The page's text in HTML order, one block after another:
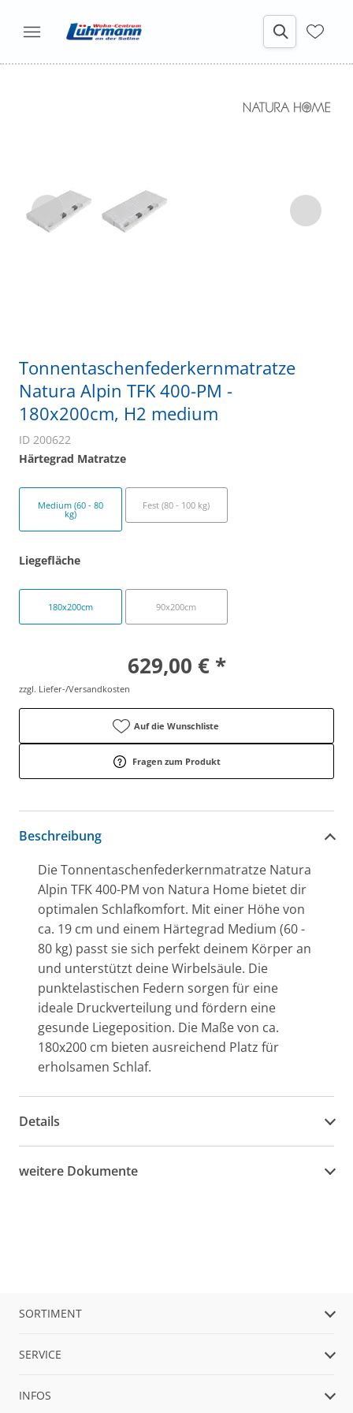
Tonnentaschenfederkernmatratze
Natura Alpin TFK 400-PM -
180x200cm, H2 medium
ID 200622
Härtegrad Matratze
Medium (60 - 80
kg)
Fest (80 - 100 kg)
Liegefläche
180x200cm 90x200cm
629,00 € *
zzgl. Liefer-/Versandkosten
Auf die Wunschliste
Fragen zum Produkt
Beschreibung
Die Tonnentaschenfederkernmatratze Natura
Alpin TFK 400-PM von Natura Home bietet dir
optimalen Schlafkomfort. Mit einer Höhe von
ca. 19 cm und einem Härtegrad Medium (60 -
80 kg) passt sie sich perfekt deinem Körper an
und unterstützt deine Wirbelsäule. Die
punktelastischen Federn sorgen für eine
ideale Druckverteilung und fördern eine
gesunde Liegeposition. Die Maße von ca.
180x200 cm bieten ausreichend Platz für
erholsamen Schlaf.
Details
weitere Dokumente
SORTIMENT
SERVICE
INFOS